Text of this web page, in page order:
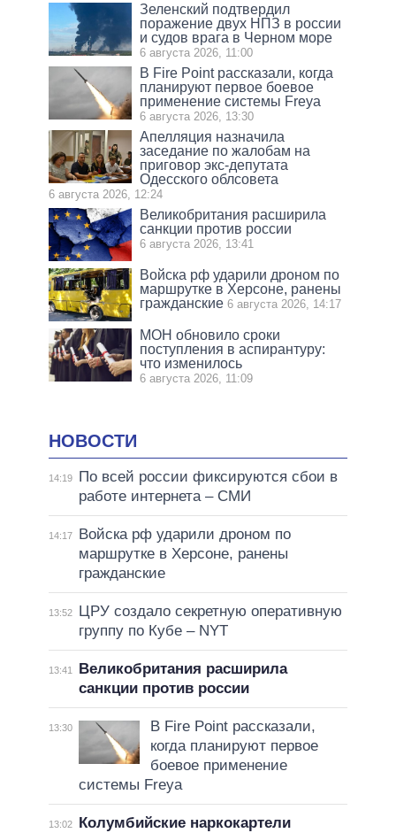
Зеленский подтвердил
поражение двух НПЗ в россии
и судов врага в Черном море
6 августа 2026, 11:00
В Fire Point рассказали, когда
планируют первое боевое
применение системы Freya
6 августа 2026, 13:30
Апелляция назначила
заседание по жалобам на
приговор экс-депутата
Одесского облсовета
6 августа 2026, 12:24
Великобритания расширила
санкции против россии
6 августа 2026, 13:41
Войска рф ударили дроном по
маршрутке в Херсоне, ранены
гражданские 6 августа 2026, 14:17
МОН обновило сроки
поступления в аспирантуру:
что изменилось
6 августа 2026, 11:09
НОВОСТИ
14:19
По всей россии фиксируются сбои в
работе интернета – СМИ
14:17
Войска рф ударили дроном по
маршрутке в Херсоне, ранены
гражданские
13:52
ЦРУ создало секретную оперативную
группу по Кубе – NYT
13:41
Великобритания расширила
санкции против россии
13:30
В Fire Point рассказали,
когда планируют первое
боевое применение
системы Freya
13:02
Колумбийские наркокартели